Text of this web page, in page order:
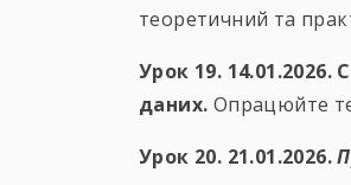
теоретичний та
Урок 19.
даних. Опрацюйте
Урок 20. 21.01.2026.